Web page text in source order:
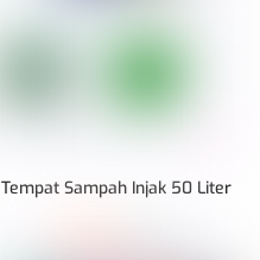
Tempat Sampah Injak 50 Liter